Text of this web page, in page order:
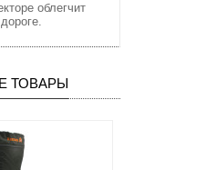
облегчит
ТОВАРЫ